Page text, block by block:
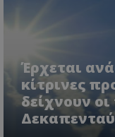
Έρχεται
κίτρινες
δείχνουν